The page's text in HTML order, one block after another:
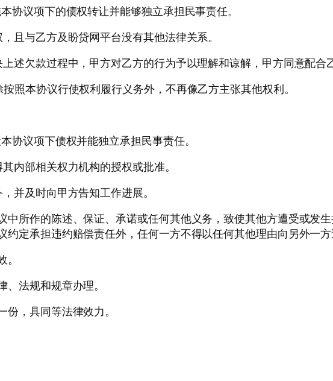
协议项下的债权转让并能够独立承担民事责任。
且与乙方及盼贷网平台没有其他法律关系。
述欠款过程中，甲方对乙方的行为予以理解和谅解，甲方同意配合
照本协议行使权利履行义务外，不再像乙方主张其他权利。
协议项下债权并能独立承担民事责任。
内部相关权力机构的授权或批准。
并及时向甲方告知工作进展。
中所作的陈述、保证、承诺或任何其他义务，致使其他方遭受或发
定承担违约赔偿责任外，任何一方不得以任何其他理由向另外一方
法规和规章办理。
，具同等法律效力。